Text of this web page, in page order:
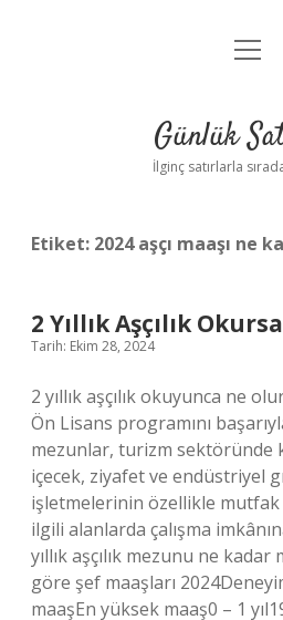
Anasayfa
Yasal
Günlük
İlginç satırlarla
Etiket: 2024 aşçı maaşı ne
2 Yıllık Aşçılık
Tarih: Ekim 28, 2024
2 yıllık aşçılık okuyunca ne
Ön Lisans programını
mezunlar, turizm sektöründe
içecek, ziyafet ve endüstriyel
işletmelerinin özellikle mutfak
ilgili alanlarda çalışma
yıllık aşçılık mezunu ne kadar
göre şef maaşları
maaşEn yüksek maaş0 – 1